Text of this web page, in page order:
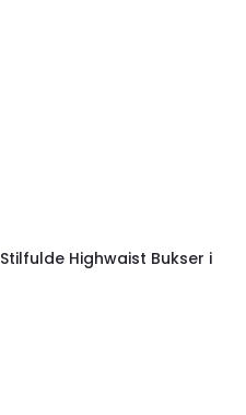
Stilfulde Highwaist Bukser i